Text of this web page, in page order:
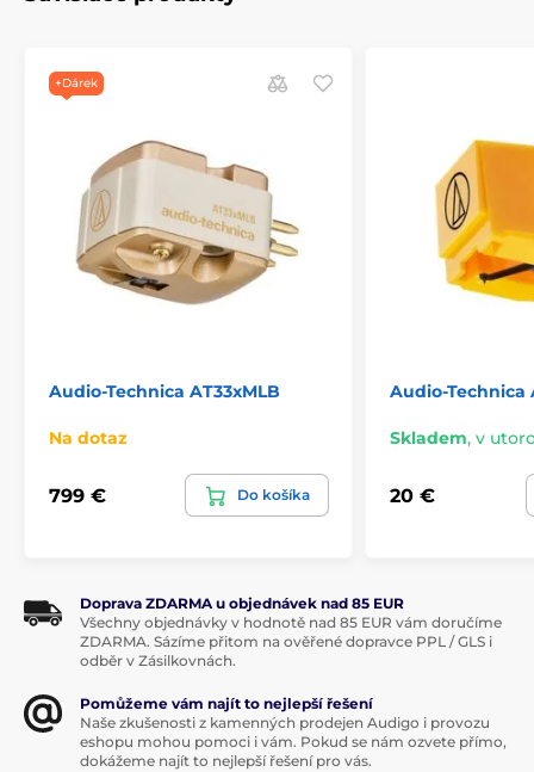
podložka
+Dárek
Audio-Technica AT33xMLB
Na dotaz
799 € Do košíka
Audio-Technica
Skladem, v
20 €
Doprava ZDARMA u objednávek nad 85 EUR
Všechny objednávky v hodnotě nad 85 EUR vám doručíme
ZDARMA. Sázíme přitom na ověřené dopravce PPL / GLS i
odběr v Zásilkovnách.
Pomůžeme vám najít to nejlepší řešení
Naše zkušenosti z kamenných prodejen Audigo i provozu
eshopu mohou pomoci i vám. Pokud se nám ozvete přímo,
dokážeme najít to nejlepší řešení pro vás.